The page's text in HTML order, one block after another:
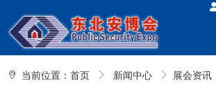
当前位置： 首页 新闻中心 展会资讯